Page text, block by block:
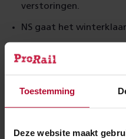
Toestemming
Deze website maakt
verstoringen.
NS gaat het
ProRail verbetert
communicatie- en
regionale en
op en tijdens het